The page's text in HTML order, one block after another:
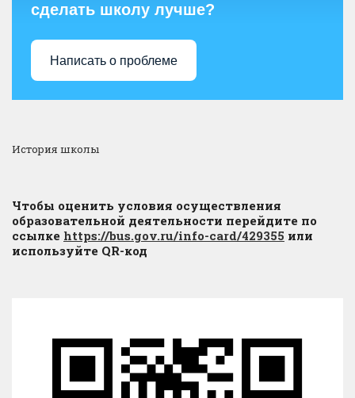
сделать школу лучше?
Написать о проблеме
История школы
Чтобы оценить условия осуществления
образовательной деятельности перейдите по
ссылке https://bus.gov.ru/info-card/429355 или
используйте QR-код